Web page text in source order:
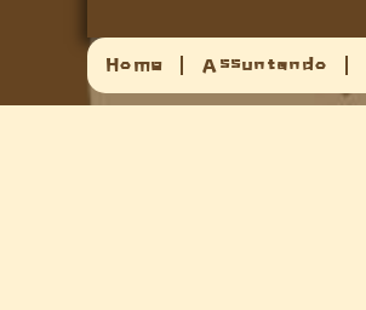
Home Assuntando